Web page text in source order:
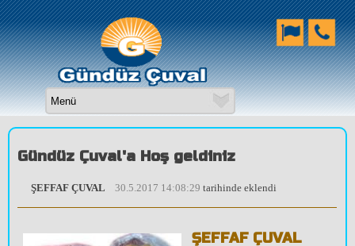
Gündüz Çuval'a Hoş geldiniz
ŞEFFAF ÇUVAL 30.5.2017 14:08:29 tarihinde eklendi
ŞEFFAF ÇUVAL